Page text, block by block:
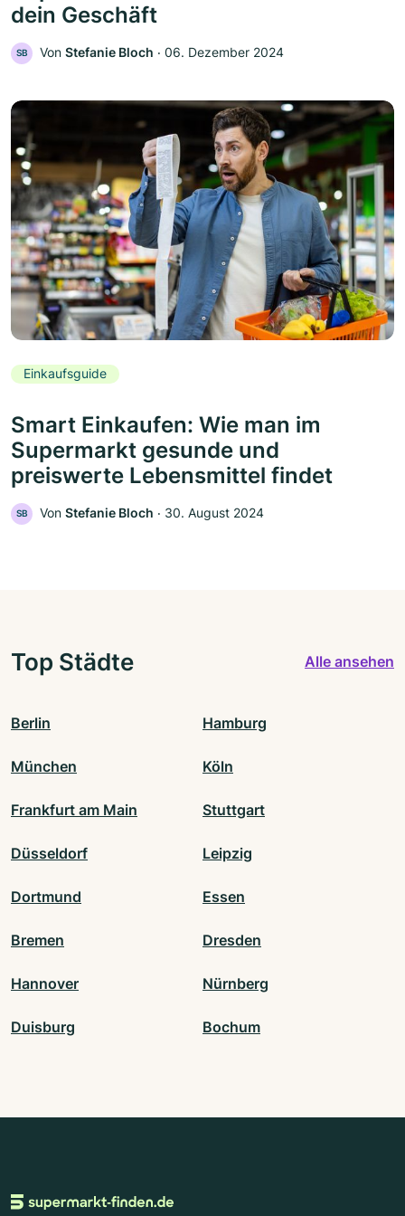
dein Geschäft
SB Von Stefanie Bloch ‧ 06. Dezember 2024
Einkaufsguide
Smart Einkaufen: Wie man im
Supermarkt gesunde und
preiswerte Lebensmittel findet
SB Von Stefanie Bloch ‧ 30. August 2024
Top Städte Alle ansehen
Berlin Hamburg
München Köln
Frankfurt am Main Stuttgart
Düsseldorf Leipzig
Dortmund Essen
Bremen Dresden
Hannover Nürnberg
Duisburg Bochum